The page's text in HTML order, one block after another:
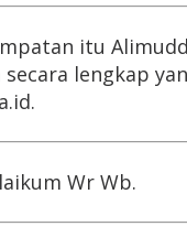
itu
secara lengkap
Wr Wb.